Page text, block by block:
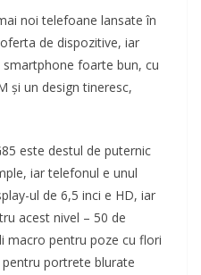
noi telefoane lansate în
de dispozitive, iar
foarte bun, cu
și un design tineresc,
este destul de puternic
iar telefonul e unul
ul de 6,5 inci e HD, iar
acest nivel – 50 de
macro pentru poze cu flori
portrete blurate